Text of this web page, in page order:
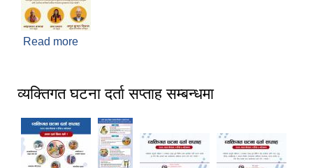
Read more
व्यक्तिगत घटना दर्ता सप्ताह सम्बन्धमा